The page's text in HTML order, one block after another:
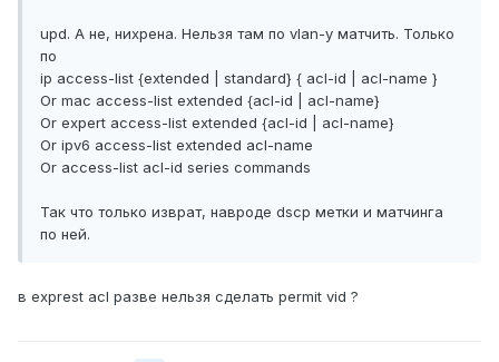
upd. А не, нихрена. Нельзя там по vlan-у матчить. Только
по
ip access-list {extended | standard} { acl-id | acl-name }
Or mac access-list extended {acl-id | acl-name}
Or expert access-list extended {acl-id | acl-name}
Or ipv6 access-list extended acl-name
Or access-list acl-id series commands
Так что только изврат, навроде dscp метки и матчинга
по ней.
в exprest acl разве нельзя сделать permit vid ?